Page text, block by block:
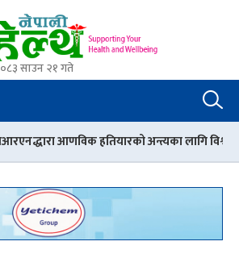
News Portal From Nepal : Article, Tips,
Interview, International Health, Nepal
Health,
साउन २१ गते
अन्त्यका लागि विश्वव्यापी एकताको